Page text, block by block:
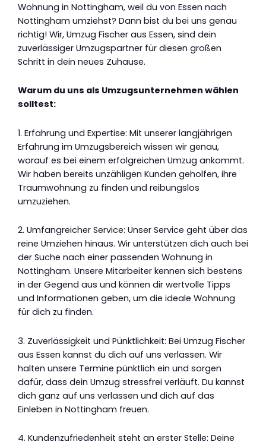
Wohnung in Nottingham, weil du von Essen nach
Nottingham umziehst? Dann bist du bei uns genau
richtig! Wir, Umzug Fischer aus Essen, sind dein
zuverlässiger Umzugspartner für diesen großen
Schritt in dein neues Zuhause.
Warum du uns als Umzugsunternehmen wählen
solltest:
1. Erfahrung und Expertise: Mit unserer langjährigen
Erfahrung im Umzugsbereich wissen wir genau,
worauf es bei einem erfolgreichen Umzug ankommt.
Wir haben bereits unzähligen Kunden geholfen, ihre
Traumwohnung zu finden und reibungslos
umzuziehen.
2. Umfangreicher Service: Unser Service geht über das
reine Umziehen hinaus. Wir unterstützen dich auch bei
der Suche nach einer passenden Wohnung in
Nottingham. Unsere Mitarbeiter kennen sich bestens
in der Gegend aus und können dir wertvolle Tipps
und Informationen geben, um die ideale Wohnung
für dich zu finden.
3. Zuverlässigkeit und Pünktlichkeit: Bei Umzug Fischer
aus Essen kannst du dich auf uns verlassen. Wir
halten unsere Termine pünktlich ein und sorgen
dafür, dass dein Umzug stressfrei verläuft. Du kannst
dich ganz auf uns verlassen und dich auf das
Einleben in Nottingham freuen.
4. Kundenzufriedenheit steht an erster Stelle: Deine